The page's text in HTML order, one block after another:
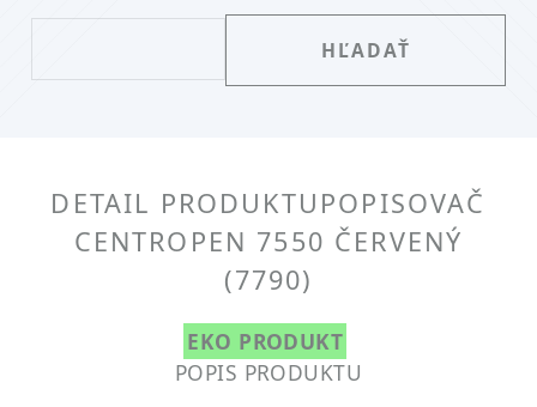
DETAIL PRODUKTU POPISOVAČ
CENTROPEN 7550 ČERVENÝ
(7790)
EKO PRODUKT
POPIS PRODUKTU